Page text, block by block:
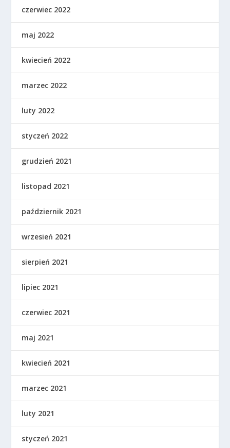
czerwiec 2022
maj 2022
kwiecień 2022
marzec 2022
luty 2022
styczeń 2022
grudzień 2021
listopad 2021
październik 2021
wrzesień 2021
sierpień 2021
lipiec 2021
czerwiec 2021
maj 2021
kwiecień 2021
marzec 2021
luty 2021
styczeń 2021